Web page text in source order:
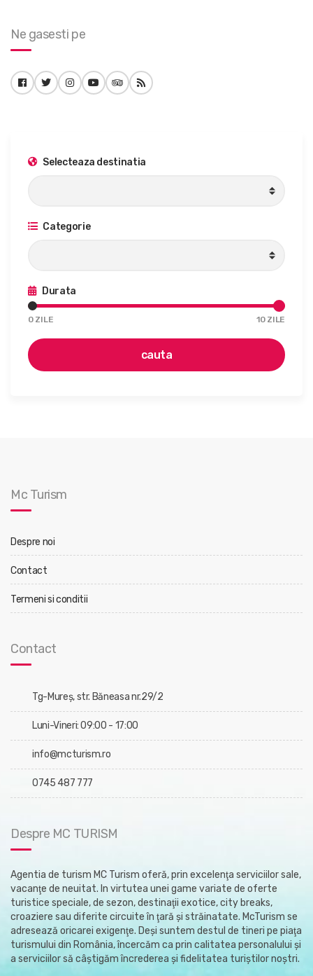
Ne gasesti pe
Selecteaza destinatia
Categorie
Durata
0ZILE 10ZILE
cauta
Mc Turism
Despre noi
Contact
Termeni si conditii
Contact
Tg-Mureş, str. Băneasa nr.29/2
Luni-Vineri: 09:00 - 17:00
info@mcturism.ro
0745 487 777
Despre MC TURISM
Agentia de turism MC Turism oferă, prin excelenţa serviciilor sale,
vacanţe de neuitat. In virtutea unei game variate de oferte
turistice speciale, de sezon, destinaţii exotice, city breaks,
croaziere sau diferite circuite în ţară şi străinatate. McTurism se
adresează oricarei exigenţe. Deşi suntem destul de tineri pe piaţa
turismului din România, încercăm ca prin calitatea personalului şi
a serviciilor să câştigăm încrederea şi fidelitatea turiştilor noştri.